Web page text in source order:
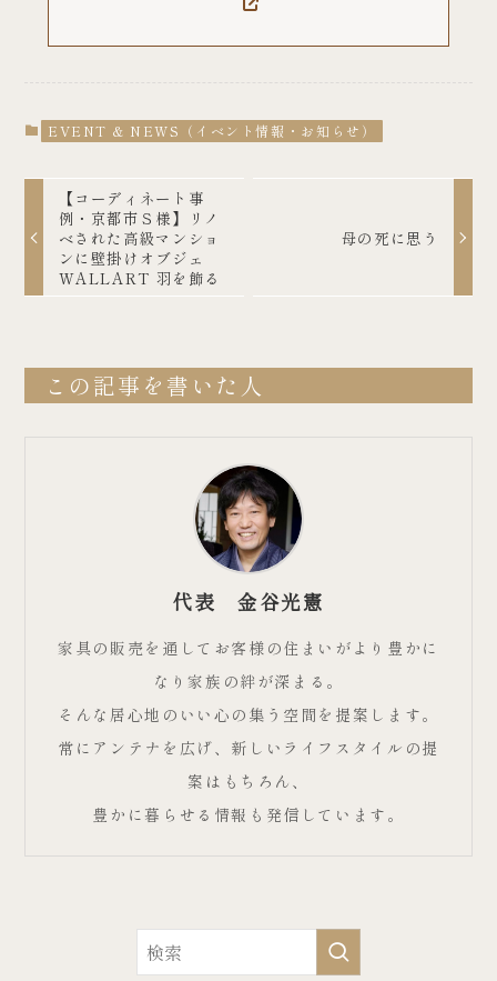
EVENT & NEWS（イベント情報・お知らせ）
【コーディネート事
例・京都市Ｓ様】リノ
ベされた高級マンショ
ンに壁掛けオブジェ
WALLART 羽を飾る
母の死に思う
この記事を書いた人
代表 金谷光憲
家具の販売を通してお客様の住まいがより豊かに
なり家族の絆が深まる。
そんな居心地のいい心の集う空間を提案します。
常にアンテナを広げ、新しいライフスタイルの提
案はもちろん、
豊かに暮らせる情報も発信しています。